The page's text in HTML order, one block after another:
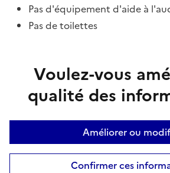
Pas d'équipement d'aide à
Pas de toilettes
Voulez-vous
qualité des
Améliorer ou
Confirmer ces